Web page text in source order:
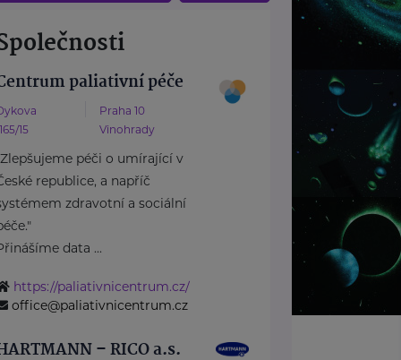
paliativní péče
15
Praha 10
Vinohrady
péči o umírající v
republice, a napříč
zdravotní a sociální
data ...
https://paliativnicentrum.cz/
office@paliativnicentrum.cz
– RICO a.s.